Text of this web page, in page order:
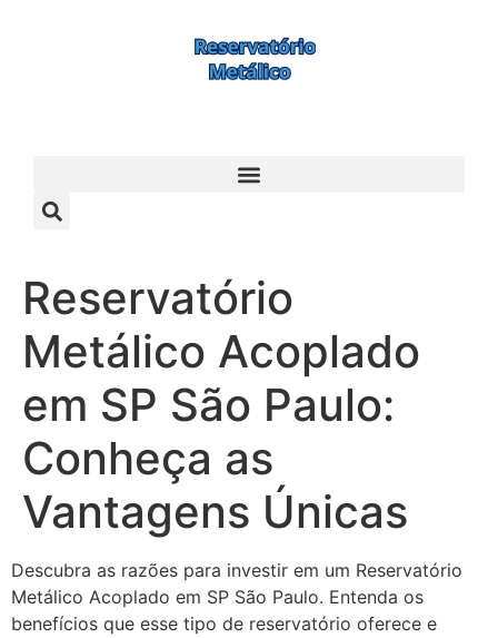
Reservatório
Metálico Acoplado
em SP São Paulo:
Conheça as
Vantagens Únicas
Descubra as razões para investir em um Reservatório
Metálico Acoplado em SP São Paulo. Entenda os
benefícios que esse tipo de reservatório oferece e